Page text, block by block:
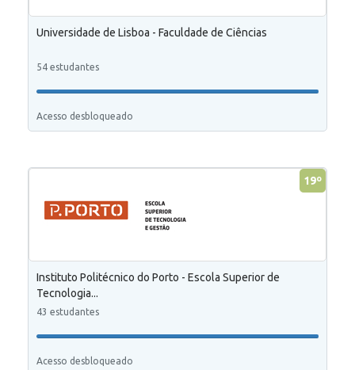
Universidade de Lisboa - Faculdade de Ciências
54 estudantes
Acesso desbloqueado
19º
Instituto Politécnico do Porto - Escola Superior de
Tecnologia...
43 estudantes
Acesso desbloqueado